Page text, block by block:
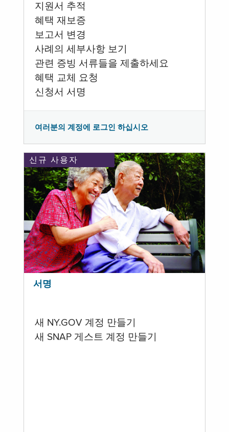
지원서 추적
혜택 재보증
보고서 변경
사례의 세부사항 보기
관련 증빙 서류들을 제출하세요
혜택 교체 요청
신청서 서명
여러분의 계정에 로그인 하십시오
신규 사용자
서명
새 NY.GOV 계정 만들기
새 SNAP 게스트 계정 만들기